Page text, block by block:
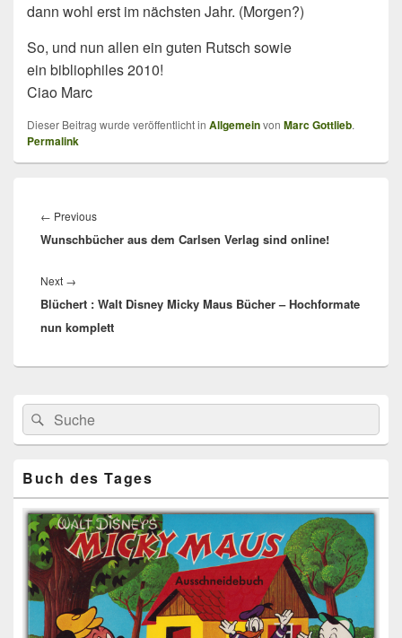
dann wohl erst im nächsten Jahr. (Morgen?)
So, und nun allen ein guten Rutsch sowie
ein bibliophiles 2010!
Ciao Marc
Dieser Beitrag wurde veröffentlicht in Allgemeinvon Marc Gottlieb.
Permalink
← PreviousPrevious
post:
Wunschbücher aus dem Carlsen Verlag sind online!
Next →
post:
Blüchert : Walt Disney Micky Maus Bücher – Hochformate
nun komplett
Primärer
Seitenleisten
Widget-
Bereich
Search
for:
Suche
Buch des Tages